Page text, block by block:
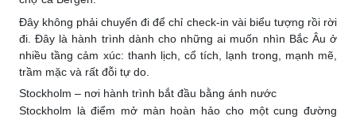
Đây không phải chuyến đi để chỉ check-in vài biểu tượng rồi rời
đi. Đây là hành trình dành cho những ai muốn nhìn Bắc Âu ở
nhiều tầng cảm xúc: thanh lịch, cổ tích, lạnh trong, mạnh mẽ,
trầm mặc và rất đỗi tự do.
Stockholm – nơi hành trình bắt đầu bằng ánh nước
Stockholm là điểm mở màn hoàn hảo cho một cung đường